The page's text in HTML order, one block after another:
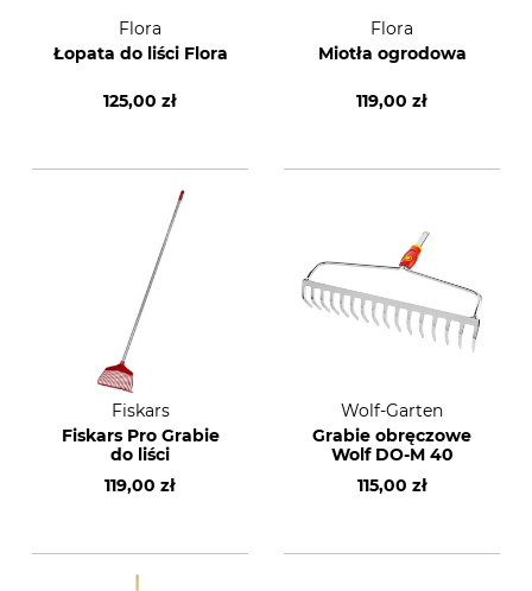
Flora
Łopata do liści Flora
125,00 zł
Flora
Miotła ogrodowa
119,00 zł
Fiskars
Fiskars Pro Grabie
do liści
119,00 zł
Wolf-Garten
Grabie obręczowe
Wolf DO-M 40
115,00 zł